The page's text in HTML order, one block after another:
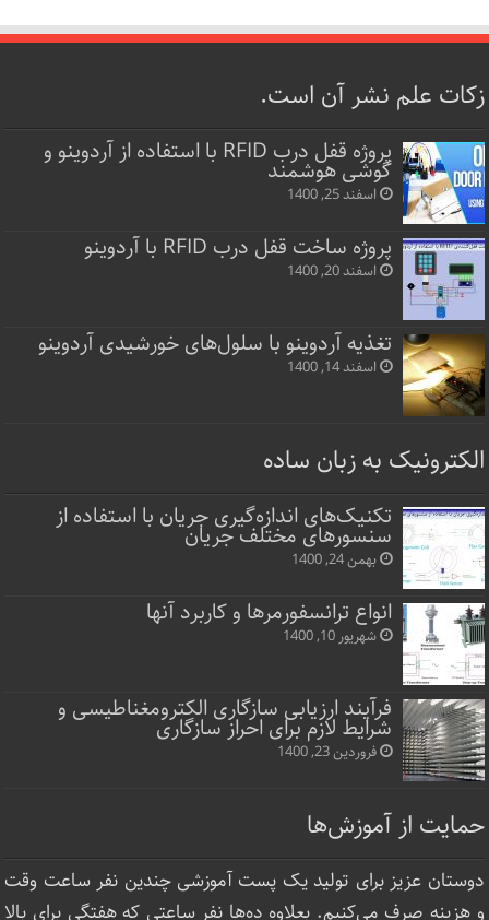
زکات علم نشر آن است.
پروژه قفل‌ درب RFID با استفاده از آردوینو و
گوشی هوشمند
اسفند 25, 1400
پروژه ساخت قفل‌ درب RFID با آردوینو
اسفند 20, 1400
تغذیه آردوینو با سلول‌های خورشیدی آردوینو
اسفند 14, 1400
الکترونیک به زبان ساده
تکنیک‌های اندازه‌گیری جریان با استفاده از
سنسورهای مختلف جریان
بهمن 24, 1400
انواع ترانسفورمرها و کاربرد آنها
شهریور 10, 1400
فرآیند ارزیابی سازگاری الکترومغناطیسی و
شرایط لازم برای احراز سازگاری
فروردین 23, 1400
حمایت از آموزش‌ها
دوستان عزیز برای تولید یک پست آموزشی چندین نفر ساعت‌ وقت
و هزینه صرف می‌کنیم. بعلاوه ده‌ها نفر ساعتی که هفتگی برای بالا